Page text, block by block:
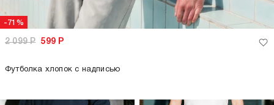
-71%
2 099Р 599 Р
Футболка хлопок с надписью